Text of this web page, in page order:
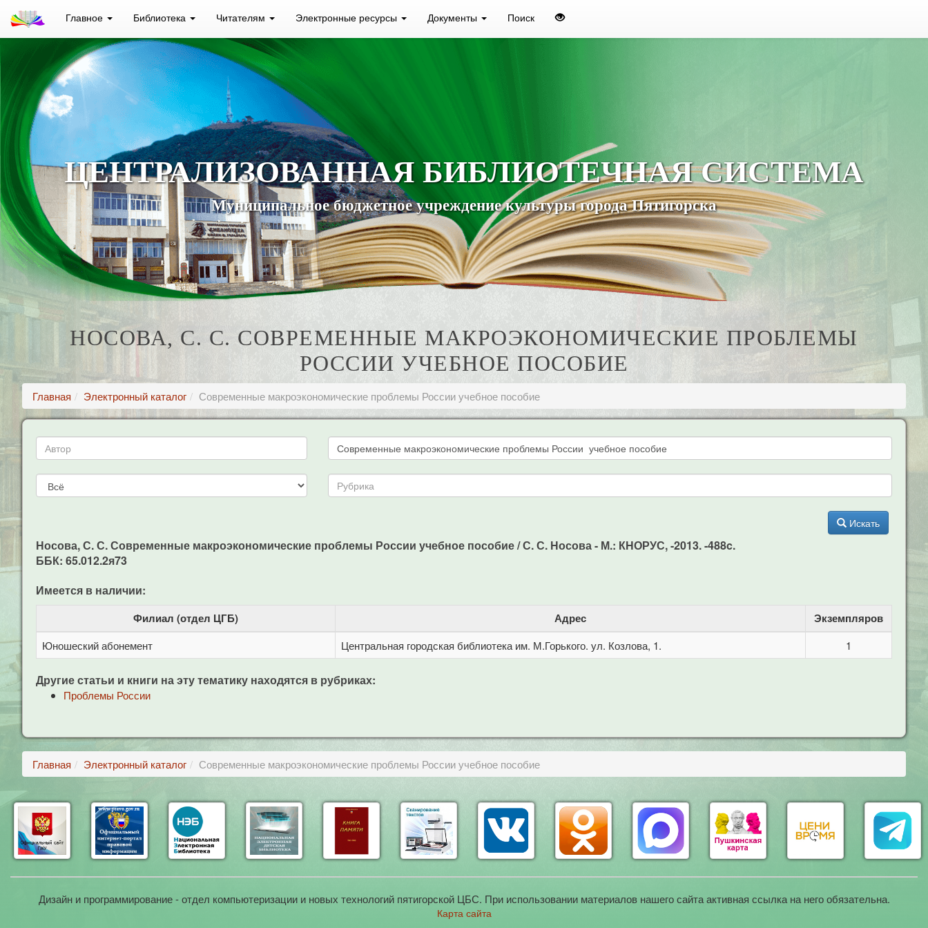
Главное Библиотека Читателям Электронные ресурсы Документы Поиск
ЦЕНТРАЛИЗОВАННАЯ БИБЛИОТЕЧНАЯ СИСТЕМА
Муниципальное бюджетное учреждение культуры города Пятигорска
НОСОВА, С. С. СОВРЕМЕННЫЕ МАКРОЭКОНОМИЧЕСКИЕ ПРОБЛЕМЫ
РОССИИ УЧЕБНОЕ ПОСОБИЕ
Главная Электронный каталог Современные макроэкономические проблемы России учебное пособие
Искать
Носова, С. С. Современные макроэкономические проблемы России учебное пособие / С. С. Носова - М.: КНОРУС, -2013. -488c.
ББК: 65.012.2я73
Имеется в наличии:
Филиал (отдел ЦГБ) Адрес Экземпляров
Юношеский абонемент Центральная городская библиотека им. М.Горького. ул. Козлова, 1. 1
Другие статьи и книги на эту тематику находятся в рубриках:
Проблемы России
Главная Электронный каталог Современные макроэкономические проблемы России учебное пособие
Дизайн и программирование - отдел компьютеризации и новых технологий пятигорской ЦБС. При использовании материалов нашего сайта активная ссылка на него обязательна.
Карта сайта